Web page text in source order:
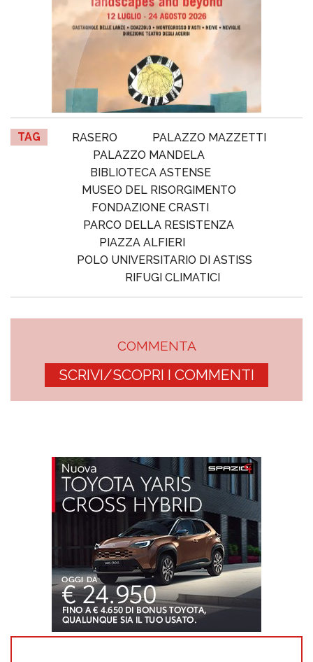
TAG RASERO
PALAZZO MAZZETTI
PALAZZO MANDELA
BIBLIOTECA ASTENSE
MUSEO DEL RISORGIMENTO
FONDAZIONE CRASTI
PARCO DELLA RESISTENZA
PIAZZA ALFIERI
POLO UNIVERSITARIO DI ASTISS
RIFUGI CLIMATICI
COMMENTA
SCRIVI/SCOPRI I COMMENTI